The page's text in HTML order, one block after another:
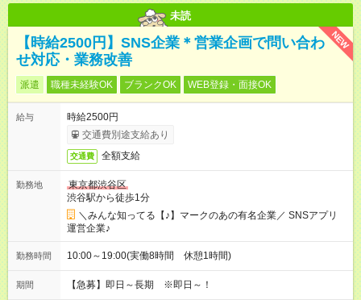
未読
NEW
【時給2500円】SNS企業＊営業企画で問い合わ
せ対応・業務改善
派遣 職種未経験OK ブランクOK WEB登録・面接OK
給与
時給2500円
交通費別途支給あり
交通費 全額支給
勤務地
東京都渋谷区
渋谷駅から徒歩1分
＼みんな知ってる【♪】マークのあの有名企業／ SNSアプリ
運営企業♪
勤務時間 10:00～19:00(実働8時間 休憩1時間)
期間 【急募】即日～長期 ※即日～！